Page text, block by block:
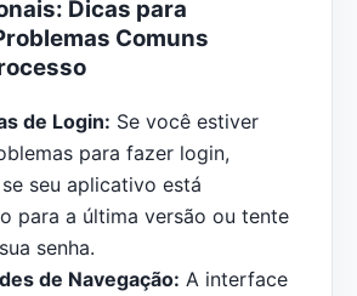
Dicas para
Comuns
de Login: Se você estiver
para fazer login,
seu aplicativo está
para a última versão ou tente
senha.
de Navegação: A interface